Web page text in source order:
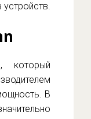
который
В